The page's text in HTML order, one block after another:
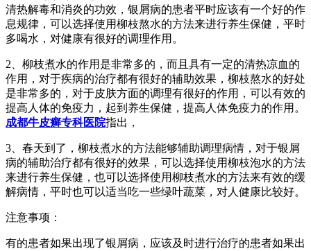
清热解毒和消炎的功效，银屑病的患者平时应该有一个好的作
息规律，可以选择使用柳枝熬水的方法来进行养生保健，平时
多喝水，对健康有很好的调理作用。
2、柳枝煮水的作用是非常多的，而且具有一定的清热凉血的
作用，对于疾病的治疗都有很好的辅助效果，柳枝熬水的好处
是非常多的，对于皮肤方面的调理有很好的作用，可以有效的
提高人体的免疫力，起到养生保健，提高人体免疫力的作用。
成都牛皮癣专科医院指出，
3、春天到了，柳枝煮水的方法能够辅助调理病情，对于银屑
病的辅助治疗都有很好的效果，可以选择使用柳枝泡水的方法
来进行养生保健，也可以选择使用柳枝煮水的方法来有效的缓
解病情，平时也可以适当吃一些绿叶蔬菜，对人健康比较好。
注意事项：
有的患者如果出现了银屑病，应该及时进行治疗的患者如果出